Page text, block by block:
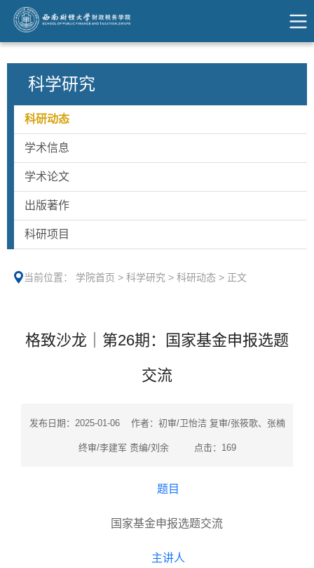
科学研究
科研动态
学术信息
学术论文
出版著作
科研项目
当前位置： 学院首页 > 科学研究 > 科研动态 > 正文
格致沙龙｜第26期：国家基金申报选题
交流
发布日期：2025-01-06 作者：初审/卫怡洁 复审/张筱歌、张楠
终审/李建军 责编/刘余 点击： 169
题目
国家基金申报选题交流
主讲人